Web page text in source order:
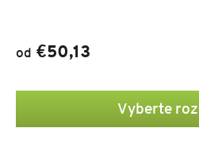
od €50,13
Vyberte